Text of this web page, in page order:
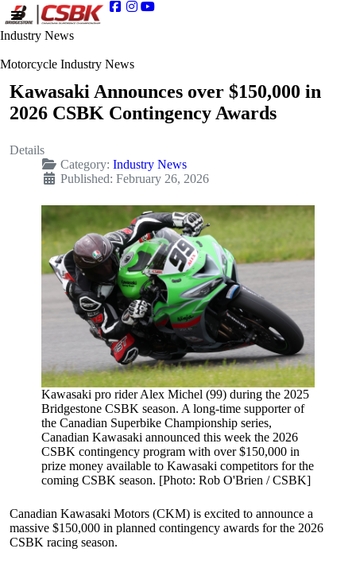
Industry News
Motorcycle Industry News
Kawasaki Announces over $150,000 in
2026 CSBK Contingency Awards
Details
Category: Industry News
Published: February 26, 2026
Kawasaki pro rider Alex Michel (99) during the 2025
Bridgestone CSBK season. A long-time supporter of
the Canadian Superbike Championship series,
Canadian Kawasaki announced this week the 2026
CSBK contingency program with over $150,000 in
prize money available to Kawasaki competitors for the
coming CSBK season. [Photo: Rob O'Brien / CSBK]
Canadian Kawasaki Motors (CKM) is excited to announce a
massive $150,000 in planned contingency awards for the 2026
CSBK racing season.